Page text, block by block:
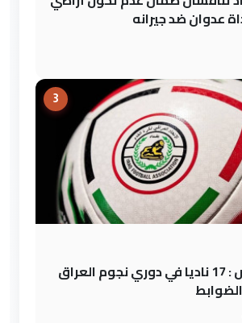
عدوان ضد جيرانه
3
لجنة التراخيص : 17 ناديا في دوري نجوم العراق